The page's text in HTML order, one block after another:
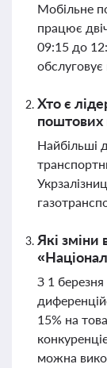
Мобільне
працює
09:15 до
обслуговує
Хто є
поштових
Найбільші
Які зміни
З 1
15% на
можна